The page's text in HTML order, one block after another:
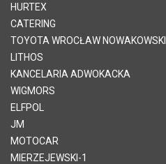
HURTEX
CATERING
TOYOTA WROCŁAW NOWAKOWSKI
LITHOS
KANCELARIA ADWOKACKA
WIGMORS
ELFPOL
JM
MOTOCAR
MIERZEJEWSKI-1